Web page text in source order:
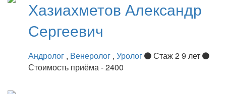
Хазиахметов Александр
Сергеевич
Андролог , Венеролог , Уролог
Стаж 2 9 лет
Стоимость приёма - 2400